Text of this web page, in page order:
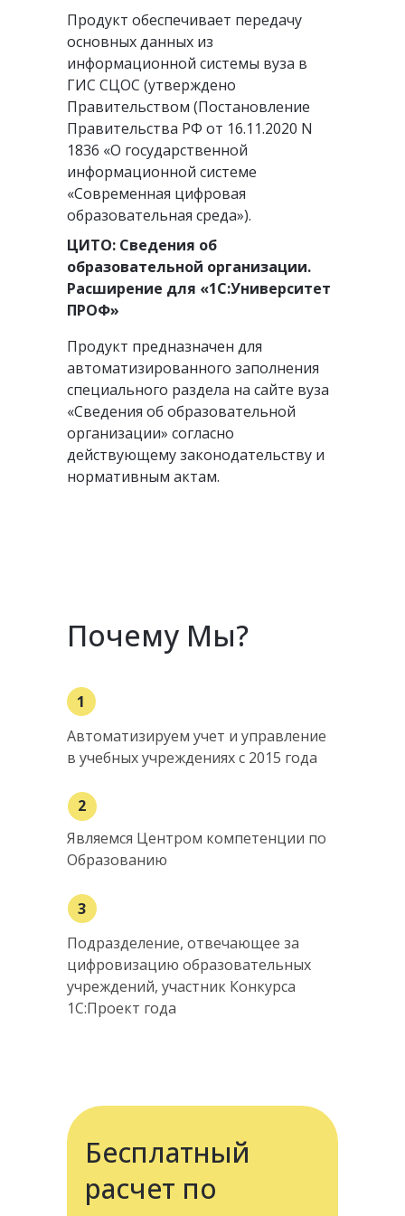
Продукт обеспечивает передачу
основных данных из
информационной системы вуза в
ГИС СЦОС (утверждено
Правительством (Постановление
Правительства РФ от 16.11.2020 N
1836 «О государственной
информационной системе
«Современная цифровая
образовательная среда»).
ЦИТО: Сведения об
образовательной организации.
Расширение для «1С:Университет
ПРОФ»
Продукт предназначен для
автоматизированного заполнения
специального раздела на сайте вуза
«Сведения об образовательной
организации» согласно
действующему законодательству и
нормативным актам.
Почему Мы?
Автоматизируем учет и управление
в учебных учреждениях с 2015 года
1
2
Являемся Центром компетенции по
Образованию
3
Подразделение, отвечающее за
цифровизацию образовательных
учреждений, участник Конкурса
1С:Проект года
Бесплатный
расчет по